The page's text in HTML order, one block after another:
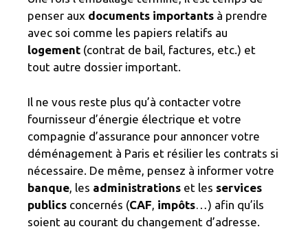
penser aux documents importants à prendre
avec soi comme les papiers relatifs au
logement (contrat de bail, factures, etc.) et
tout autre dossier important.
Il ne vous reste plus qu’à contacter votre
fournisseur d’énergie électrique et votre
compagnie d’assurance pour annoncer votre
déménagement à Paris et résilier les contrats si
nécessaire. De même, pensez à informer votre
banque, les administrations et les services
publics concernés (CAF, impôts…) afin qu’ils
soient au courant du changement d’adresse.